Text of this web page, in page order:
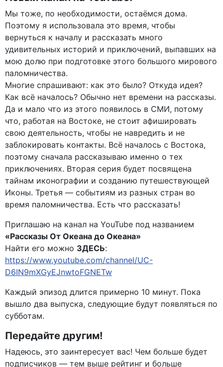
Мы тоже, по необходимости, остаёмся дома.
Поэтому я использовала это время, чтобы
вернуться к началу и рассказать много
удивительных историй и приключений, выпавших на
мою долю при подготовке этого большого мирового
паломничества.
Многие спрашивают: как это было? Откуда идея?
Как всё началось? Обычно нет времени на рассказы.
Да и мало что из этого появилось в СМИ, потому
что, работая на Востоке, не стоит афишировать
свою деятельность, чтобы не навредить и не
заблокировать контакты. Всё началось с Востока,
поэтому сначала рассказываю именно о тех
приключениях. Вторая серия будет посвящена
тайнам иконографии и созданию путешествующей
Иконы. Третья — событиям из разных стран во
время паломничества. Есть что рассказать!
Приглашаю на канал на YouTube под названием
«Рассказы От Океана до Океана»
Найти его можно ЗДЕСЬ:
https://www.youtube.com/channel/UC-
D6IN9mXGyEJnwtoFGNETw
Каждый эпизод длится примерно 10 минут. Пока
вышло два выпуска, следующие будут появляться по
субботам.
Передайте другим!
Надеюсь, это заинтересует вас! Чем больше будет
подписчиков — тем выше рейтинг и больше